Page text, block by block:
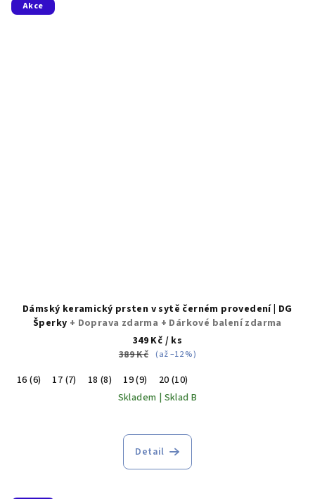
Akce
Dámský keramický prsten v sytě černém provedení | DG
Šperky + Doprava zdarma + Dárkové balení zdarma
349 Kč / ks
389 Kč (až –12 %)
16 (6) 17 (7) 18 (8) 19 (9)
20 (10)
Skladem | Sklad B
hodnocení
produktu
Detail